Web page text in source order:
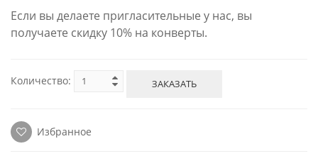
Если вы делаете пригласительные у нас, вы
получаете скидку 10% на конверты.
Количество: ЗАКАЗАТЬ
Избранное